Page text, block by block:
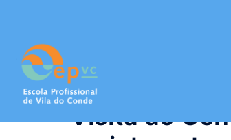
conteúdo
Visita ao